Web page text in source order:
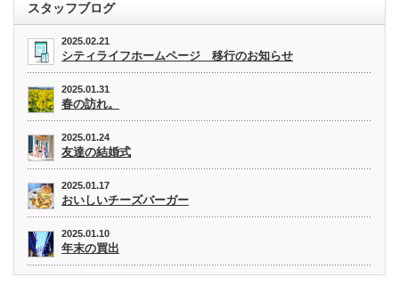
スタッフブログ
2025.02.21
シティライフホームページ 移行のお知らせ
2025.01.31
春の訪れ。
2025.01.24
友達の結婚式
2025.01.17
おいしいチーズバーガー
2025.01.10
年末の買出